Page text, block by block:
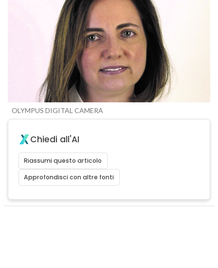
OLYMPUS DIGITAL CAMERA
Chiedi all'AI
Riassumi questo articolo
Approfondisci con altre fonti